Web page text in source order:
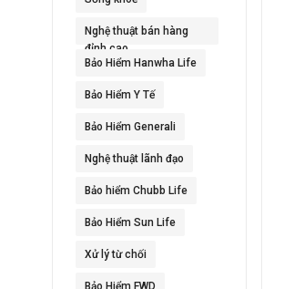
Nghệ thuật bán hàng
đỉnh cao
Bảo Hiểm Hanwha Life
Bảo Hiểm Y Tế
Bảo Hiểm Generali
Nghệ thuật lãnh đạo
Bảo hiểm Chubb Life
Bảo Hiểm Sun Life
Xử lý từ chối
Bảo Hiểm FWD